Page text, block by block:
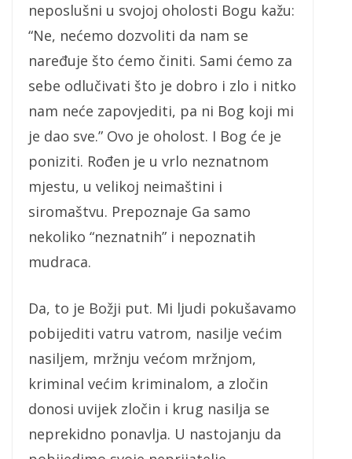
neposlušni u svojoj oholosti Bogu kažu:
“Ne, nećemo dozvoliti da nam se
naređuje što ćemo činiti. Sami ćemo za
sebe odlučivati što je dobro i zlo i nitko
nam neće zapovjediti, pa ni Bog koji mi
je dao sve.” Ovo je oholost. I Bog će je
poniziti. Rođen je u vrlo neznatnom
mjestu, u velikoj neimaštini i
siromaštvu. Prepoznaje Ga samo
nekoliko “neznatnih” i nepoznatih
mudraca.
Da, to je Božji put. Mi ljudi pokušavamo
pobijediti vatru vatrom, nasilje većim
nasiljem, mržnju većom mržnjom,
kriminal većim kriminalom, a zločin
donosi uvijek zločin i krug nasilja se
neprekidno ponavlja. U nastojanju da